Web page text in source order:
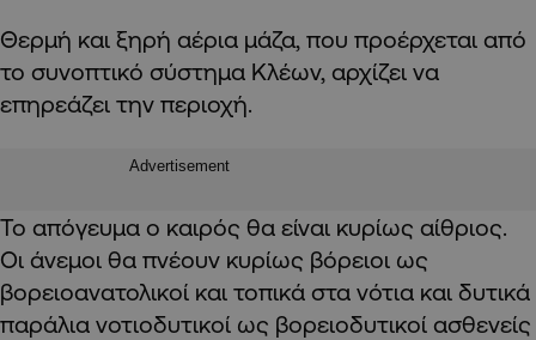
Θερμή και ξηρή αέρια μάζα, που προέρχεται από
το συνοπτικό σύστημα Κλέων, αρχίζει να
επηρεάζει την περιοχή.
Advertisement
Το απόγευμα ο καιρός θα είναι κυρίως αίθριος.
Οι άνεμοι θα πνέουν κυρίως βόρειοι ως
βορειοανατολικοί και τοπικά στα νότια και δυτικά
παράλια νοτιοδυτικοί ως βορειοδυτικοί ασθενείς